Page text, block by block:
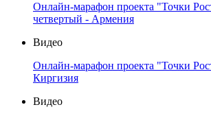
Онлайн-марафон проекта "Точки
четвертый - Армения
Видео
Онлайн-марафон проекта "Точки
Киргизия
Видео